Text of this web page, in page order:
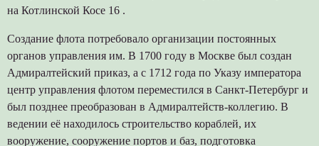
на Котлинской Косе 16 .
Создание флота потребовало организации постоянных
органов управления им. В 1700 году в Москве был создан
Адмиралтейский приказ, а с 1712 года по Указу императора
центр управления флотом переместился в Санкт-Петербург и
был позднее преобразован в Адмиралтейств-коллегию. В
ведении её находилось строительство кораблей, их
вооружение, сооружение портов и баз, подготовка